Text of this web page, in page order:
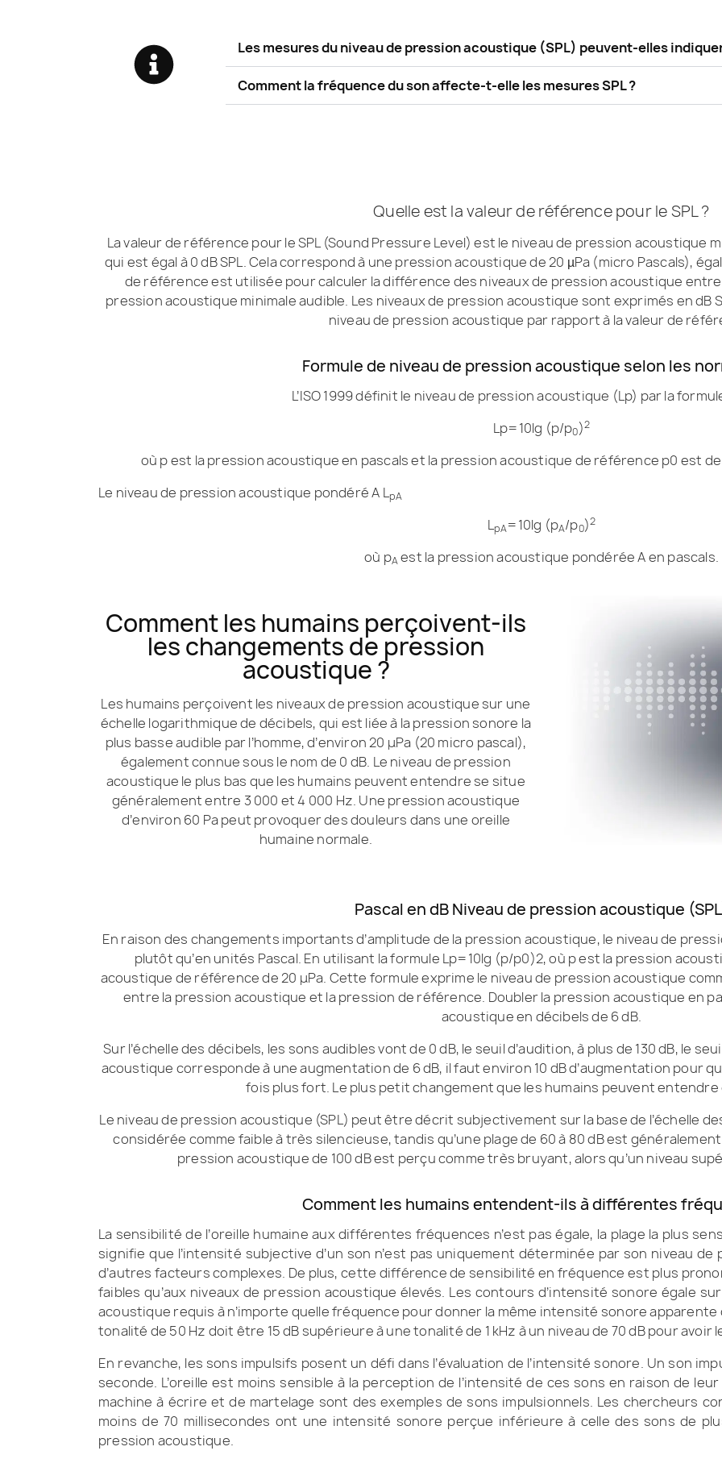
Les mesures du niveau de pression acoustique (SPL) peuvent-elles
Comment la fréquence du son affecte-t-elle les mesures SPL ?
Quelle est la valeur de référence pour le SPL ?
La valeur de référence pour le SPL (Sound Pressure Level) est le niveau de pression acoustique
qui est égal à 0 dB SPL. Cela correspond à une pression acoustique de 20 µPa (micro Pascals),
de référence est utilisée pour calculer la différence des niveaux de pression acoustique
pression acoustique minimale audible. Les niveaux de pression acoustique sont exprimés en dB
niveau de pression acoustique par rapport à la valeur de
Formule de niveau de pression acoustique selon les
L’ISO 1999 définit le niveau de pression acoustique (Lp) par la
Lp=10lg (p/p0)2
où p est la pression acoustique en pascals et la pression acoustique de référence p0 est de
Le niveau de pression acoustique pondéré A LpA
LpA=10lg (pA/p0)2
où pAest la pression acoustique pondérée A en pascals.
Comment les humains perçoivent-ils
les changements de pression
acoustique ?
Les humains perçoivent les niveaux de pression acoustique sur une
échelle logarithmique de décibels, qui est liée à la pression sonore la
plus basse audible par l’homme, d’environ 20 μPa (20 micro pascal),
également connue sous le nom de 0 dB. Le niveau de pression
acoustique le plus bas que les humains peuvent entendre se situe
généralement entre 3 000 et 4 000 Hz. Une pression acoustique
d’environ 60 Pa peut provoquer des douleurs dans une oreille
humaine normale.
Pascal en dB Niveau de pression acoustique
En raison des changements importants d’amplitude de la pression acoustique, le niveau de
plutôt qu’en unités Pascal. En utilisant la formule Lp=10lg (p/p0)2, où p est la pression
acoustique de référence de 20 μPa. Cette formule exprime le niveau de pression acoustique
entre la pression acoustique et la pression de référence. Doubler la pression acoustique en
acoustique en décibels de 6 dB.
Sur l’échelle des décibels, les sons audibles vont de 0 dB, le seuil d’audition, à plus de 130 dB, le
acoustique corresponde à une augmentation de 6 dB, il faut environ 10 dB d’augmentation pour
fois plus fort. Le plus petit changement que les humains peuvent entendre
Le niveau de pression acoustique (SPL) peut être décrit subjectivement sur la base de l’échelle
considérée comme faible à très silencieuse, tandis qu’une plage de 60 à 80 dB est
pression acoustique de 100 dB est perçu comme très bruyant, alors qu’un niveau
Comment les humains entendent-ils à différentes
La sensibilité de l’oreille humaine aux différentes fréquences n’est pas égale, la plage la plus
signifie que l’intensité subjective d’un son n’est pas uniquement déterminée par son niveau
d’autres facteurs complexes. De plus, cette différence de sensibilité en fréquence est plus
faibles qu’aux niveaux de pression acoustique élevés. Les contours d’intensité sonore égale
acoustique requis à n’importe quelle fréquence pour donner la même intensité sonore apparente
tonalité de 50 Hz doit être 15 dB supérieure à une tonalité de 1 kHz à un niveau de 70 dB pour avoir
En revanche, les sons impulsifs posent un défi dans l’évaluation de l’intensité sonore. Un son
seconde. L’oreille est moins sensible à la perception de l’intensité de ces sons en raison de
machine à écrire et de martelage sont des exemples de sons impulsionnels. Les chercheurs
moins de 70 millisecondes ont une intensité sonore perçue inférieure à celle des sons de
pression acoustique.